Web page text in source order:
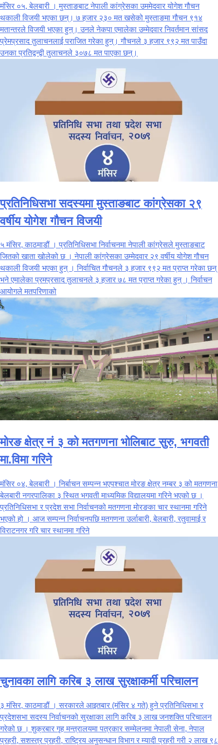
मंसिर ०५, बेलबारी । मुस्ताङबाट नेपाली कांग्रेसका उममेदवार योगेश गौचन
थकाली विजयी भएका छन्। ७ हजार २३० मत खसेको मुस्ताङमा गौचन ९१४
मतान्तरले विजयी भएका हुन्। उनले नेकपा एमालेका उम्मेदवार निवर्तमान सांसद
प्रेमप्रसाद तुलाचनलाई पराजित गरेका हुन्। गौचनले ३ हजार ९९२ मत पाउँदा
उनका प्रतिद्वन्द्वी तुलाचनले ३०७८ मत पाएका छन्।
प्रतिनिधिसभा सदस्यमा मुस्ताङबाट कांग्रेसका २९
वर्षीय योगेश गौचन विजयी
५ मंसिर, काठमाडौं । प्रतिनिधिसभा निर्वाचनमा नेपाली कांग्रेसले मुस्ताङबाट
जितको खाता खोलेको छ । नेपाली कांग्रेसका उम्मेदवार २९ वर्षीय योगेश गौचन
थकाली विजयी भएका हुन् । निर्वाचित गौचनले ३ हजार ९९२ मत प्राप्त गरेका छन्
भने एमालेका प्रमप्रसाद तुलाचनले ३ हजार ७८ मत प्राप्त गरेका हुन् । निर्वाचन
आयोगले मतपरिणाको
मोरङ क्षेत्र नं ३ को मतगणना भोलिबाट सुरु, भगवती
मा.विमा गरिने
मंसिर ०४, बेलबारी । निर्बाचन सम्पन्न भएपश्चात मोरङ क्षेत्र नम्बर ३ को मतगणना
बेलबारी नगरपालिका ३ स्थित भगवती माध्यमिक विद्यालयमा गरिने भएको छ ।
प्रतिनिधिसभा र प्रदेश सभा निर्वाचनको मतगणना मोरङका चार स्थानमा गरिने
भएको हो । आज सम्पन्न निर्वाचनपछि मतगणना उर्लाबारी, बेलबारी, रतुवामाई र
विराटनगर गरि चार स्थानमा गरिने
चुनावका लागि करिब ३ लाख सुरक्षाकर्मी परिचालन
३ मंसिर, काठमाडौं । सरकारले आइतबार (मंसिर ४ गते) हुने प्रतिनिधिसभा र
प्रदेशसभा सदस्य निर्वाचनको सुरक्षाका लागि करिब ३ लाख जनशक्ति परिचालन
गरेको छ । शुक्रबार गृह मन्त्रालयमा पत्रकार सम्मेलनमा नेपाली सेना, नेपाल
प्रहरी, सशस्त्र प्रहरी, राष्ट्रिय अनुसन्धान विभाग र म्यादी प्रहरी गरी २ लाख ९८